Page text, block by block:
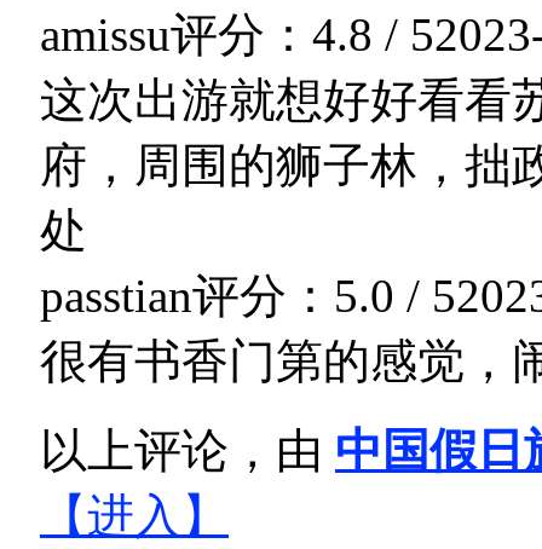
amissu评分：4.8 / 5
这次出游就想好好看看
府，周围的狮子林，拙
处
passtian评分：5.0 / 5
很有书香门第的感觉，
以上评论，由 中国假日
【进入】